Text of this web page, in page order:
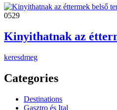
0529
Kinyithatnak az
keresdmeg
Categories
Destinations
Gasztro és Ital